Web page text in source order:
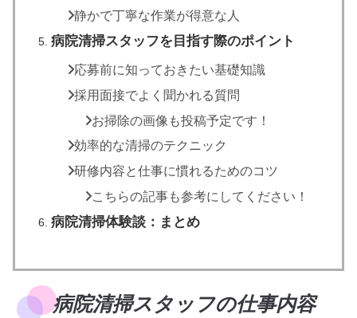
静かで丁寧な作業が得意な人
病院清掃スタッフを目指す際のポイント
応募前に知っておきたい基礎知識
採用面接でよく聞かれる質問
お掃除の画像も投稿予定です！
効率的な清掃のテクニック
研修内容と仕事に慣れるためのコツ
こちらの記事も参考にしてください！
病院清掃体験談：まとめ
病院清掃スタッフの仕事内容